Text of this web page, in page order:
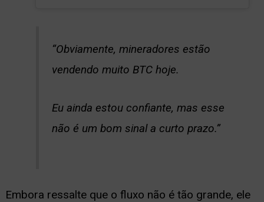
“Obviamente, mineradores estão
vendendo muito BTC hoje.
Eu ainda estou confiante, mas esse
não é um bom sinal a curto prazo.”
Embora ressalte que o fluxo não é tão grande, ele